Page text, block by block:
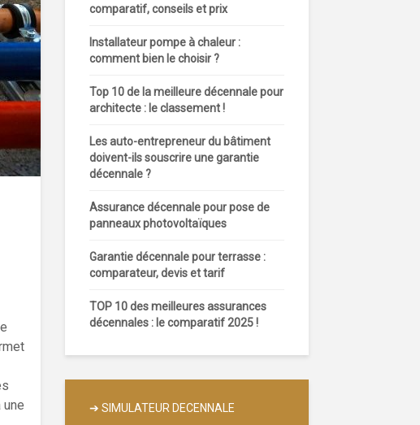
comparatif, conseils et prix
Installateur pompe à chaleur :
comment bien le choisir ?
Top 10 de la meilleure décennale pour
architecte : le classement !
Les auto-entrepreneur du bâtiment
doivent-ils souscrire une garantie
décennale ?
Assurance décennale pour pose de
panneaux photovoltaïques
Garantie décennale pour terrasse :
comparateur, devis et tarif
TOP 10 des meilleures assurances
décennales : le comparatif 2025 !
➔ SIMULATEUR DECENNALE